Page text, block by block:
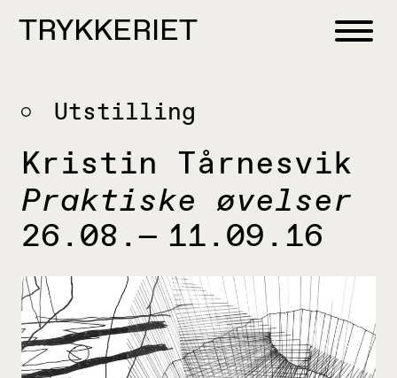
TRYKKERIET
center for contemporary printmaking
Utstilling
Kristin Tårnesvik
Praktiske øvelser
26.08.— 11.09.16